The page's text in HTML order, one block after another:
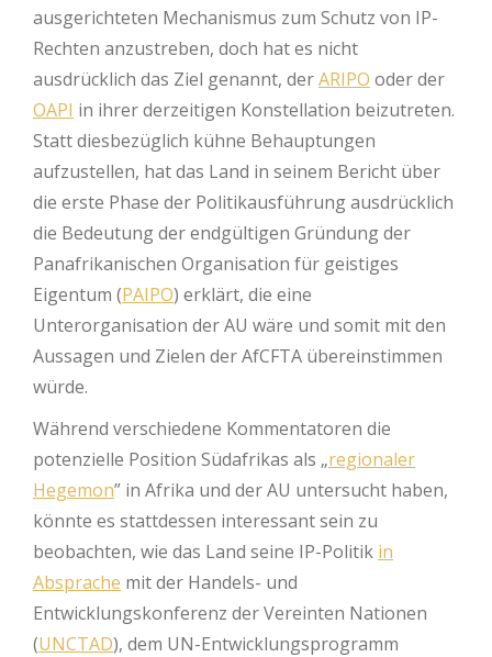
ausgerichteten Mechanismus zum Schutz von IP-
Rechten anzustreben, doch hat es nicht
ausdrücklich das Ziel genannt, derARIPO oder der
OAPI in ihrer derzeitigen Konstellation beizutreten.
Statt diesbezüglich kühne Behauptungen
aufzustellen, hat das Land in seinem Bericht über
die erste Phase der Politikausführung ausdrücklich
die Bedeutung der endgültigen Gründung der
Panafrikanischen Organisation für geistiges
Eigentum (PAIPO) erklärt, die eine
Unterorganisation der AU wäre und somit mit den
Aussagen und Zielen der AfCFTA übereinstimmen
würde.
Während verschiedene Kommentatoren die
potenzielle Position Südafrikas als „regionaler
Hegemon” in Afrika und der AU untersucht haben,
könnte es stattdessen interessant sein zu
beobachten, wie das Land seine IP-Politik in
Absprache mit der Handels- und
Entwicklungskonferenz der Vereinten Nationen
(UNCTAD), dem UN-Entwicklungsprogramm